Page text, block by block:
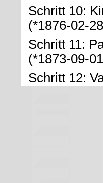
Schritt 10:
(*1876-02-
Schritt 11:
(*1873-09-
Schritt 12: